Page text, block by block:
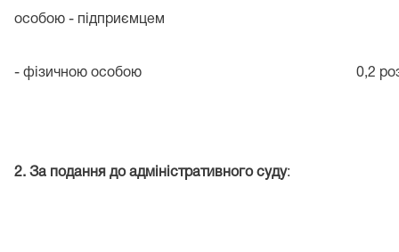
особою - підприємцем
- фізичною особою 0,2
2. За подання до адміністративного суду: